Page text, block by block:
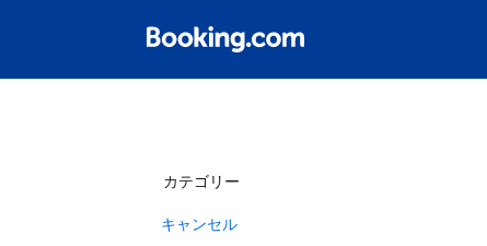
カテゴリー
キャンセル